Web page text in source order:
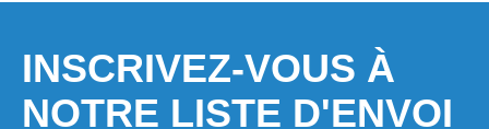
INSCRIVEZ-VOUS À
NOTRE LISTE D'ENVOI